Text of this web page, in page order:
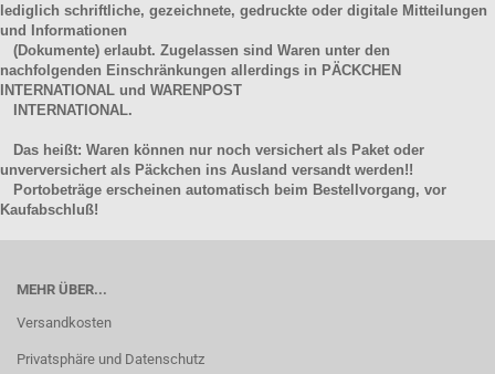
lediglich schriftliche, gezeichnete, gedruckte oder digitale Mitteilungen
und Informationen
(Dokumente) erlaubt. Zugelassen sind Waren unter den
nachfolgenden Einschränkungen allerdings in PÄCKCHEN
INTERNATIONAL und WARENPOST
INTERNATIONAL.
Das heißt: Waren können nur noch versichert als Paket oder
unverversichert als Päckchen ins Ausland versandt werden!!
Portobeträge erscheinen automatisch beim Bestellvorgang, vor
Kaufabschluß!
MEHR ÜBER...
Versandkosten
Privatsphäre und Datenschutz